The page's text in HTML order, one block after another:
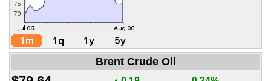
Brent Crude Oil